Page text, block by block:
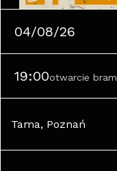
04/08/26
19:00otwarcie bram
Tama, Poznań